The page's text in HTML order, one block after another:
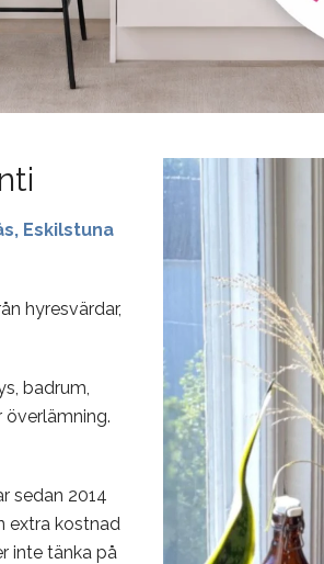
Eskilstuna
hyresvärdar,
badrum,
överlämning.
sedan 2014
extra kostnad
inte tänka på